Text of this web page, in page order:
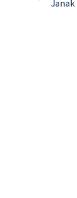
Janak